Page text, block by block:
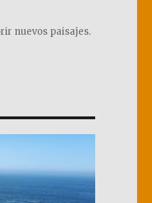
nuevos paisajes.